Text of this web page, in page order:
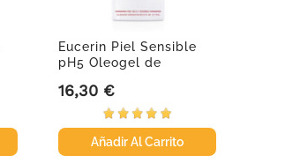
Eucerin Piel Sensible
pH5 Oleogel de
Precio
16,30 €
Añadir Al Carrito